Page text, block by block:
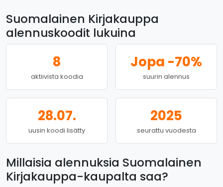
Suomalainen Kirjakauppa
alennuskoodit lukuina
8
aktiivista koodia
Jopa -70%
suurin alennus
28.07.
uusin koodi lisätty
2025
seurattu vuodesta
Millaisia alennuksia Suomalainen
Kirjakauppa-kaupalta saa?